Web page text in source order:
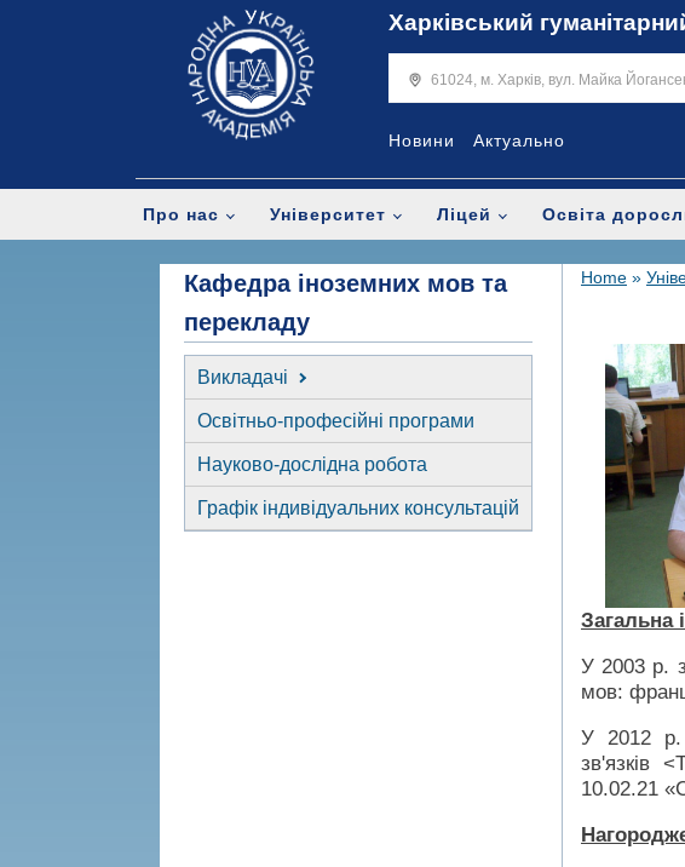
Харківський
61024, м. Харків, вул. Майка
Новини Актуально
Про нас Університет Ліцей Освіта
Кафедра іноземних мов та
перекладу
Викладачі
Освітньо-професійні програми
Науково-дослідна робота
Графік індивідуальних консультацій
Home »
Загальна
У 2003 р.
мов:
У 2012 р.
зв'язків
10.02.21